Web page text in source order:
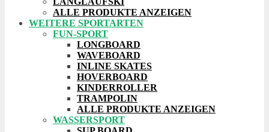
ALLE PRODUKTE ANZEIGEN
WEITERE SPORTARTEN
FUN-SPORT
LONGBOARD
WAVEBOARD
INLINE SKATES
HOVERBOARD
KINDERROLLER
TRAMPOLIN
ALLE PRODUKTE ANZEIGEN
WASSERSPORT